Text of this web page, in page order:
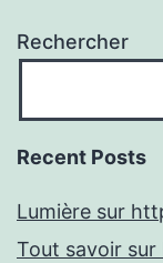
Rechercher
Recent Posts
Lumière sur
Tout savoir sur